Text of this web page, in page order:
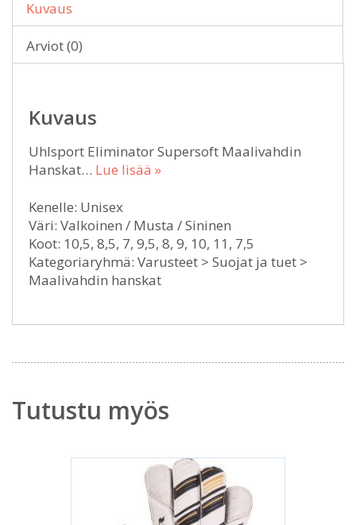
Kuvaus
Arviot (0)
Kuvaus
Uhlsport Eliminator Supersoft Maalivahdin
Hanskat… Lue lisää »
Kenelle: Unisex
Väri: Valkoinen / Musta / Sininen
Koot: 10,5, 8,5, 7, 9,5, 8, 9, 10, 11, 7,5
Kategoriaryhmä: Varusteet > Suojat ja tuet >
Maalivahdin hanskat
Tutustu myös